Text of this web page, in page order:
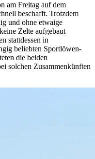
am Freitag auf dem
beschafft. Trotzdem
und ohne etwaige
Zelte aufgebaut
stattdessen in
beliebten Sportlöwen-
die beiden
solchen Zusammenkünften